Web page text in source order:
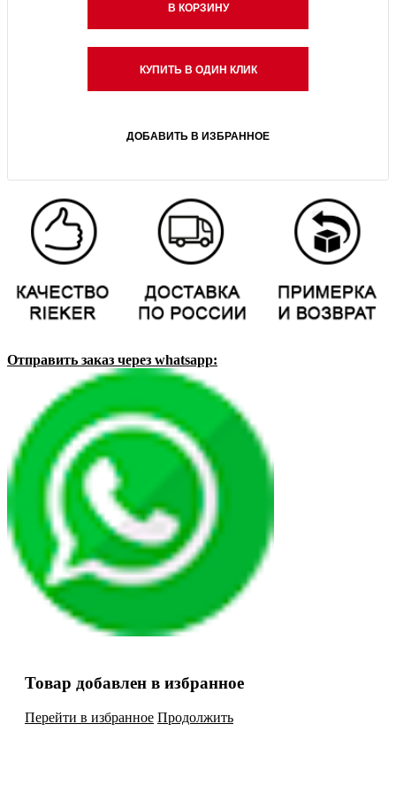
В КОРЗИНУ
КУПИТЬ В ОДИН КЛИК
ДОБАВИТЬ В ИЗБРАННОЕ
Отправить заказ через whatsapp:
Товар добавлен в избранное
Перейти в избранное Продолжить